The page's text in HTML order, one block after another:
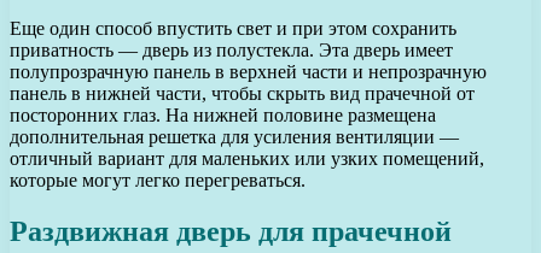
Еще один способ впустить свет и при этом сохранить
приватность — дверь из полустекла. Эта дверь имеет
полупрозрачную панель в верхней части и непрозрачную
панель в нижней части, чтобы скрыть вид прачечной от
посторонних глаз. На нижней половине размещена
дополнительная решетка для усиления вентиляции —
отличный вариант для маленьких или узких помещений,
которые могут легко перегреваться.
Раздвижная дверь для прачечной